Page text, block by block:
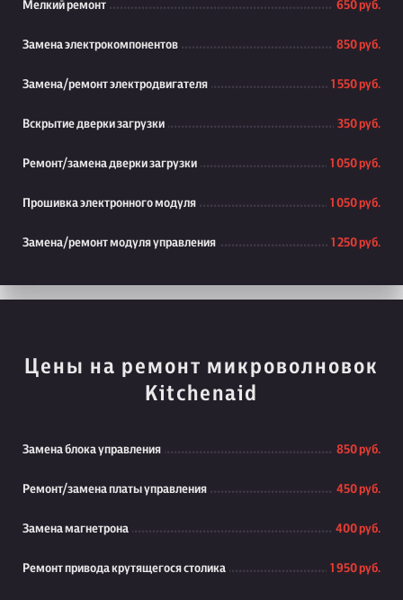
Мелкий ремонт 650 руб.
Замена электрокомпонентов 850 руб.
Замена/ремонт электродвигателя 1 550 руб.
Вскрытие дверки загрузки 350 руб.
Ремонт/замена дверки загрузки 1 050 руб.
Прошивка электронного модуля 1 050 руб.
Замена/ремонт модуля управления 1 250 руб.
Цены на ремонт микроволновок
Kitchenaid
Замена блока управления 850 руб.
Ремонт/замена платы управления 450 руб.
Замена магнетрона 400 руб.
Ремонт привода крутящегося столика 1 950 руб.